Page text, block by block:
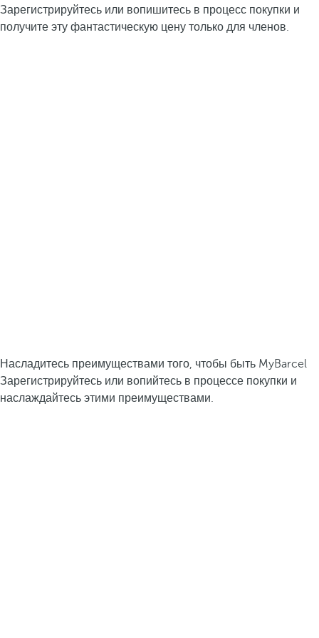
Зарегистрируйтесь или вопишитесь в процесс покупки и
получите эту фантастическую цену только для членов.
Насладитесь преимуществами того, чтобы быть MyBarcel
Зарегистрируйтесь или вопийтесь в процессе покупки и
наслаждайтесь этими преимуществами.